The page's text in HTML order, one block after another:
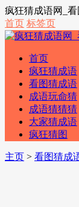
疯狂猜成语网_
首页 标签页
首页
疯狂猜成语
看图猜成语
成语玩命猜
成语猜猜猜
大家猜成语
疯狂猜图
主页 > 看图猜成